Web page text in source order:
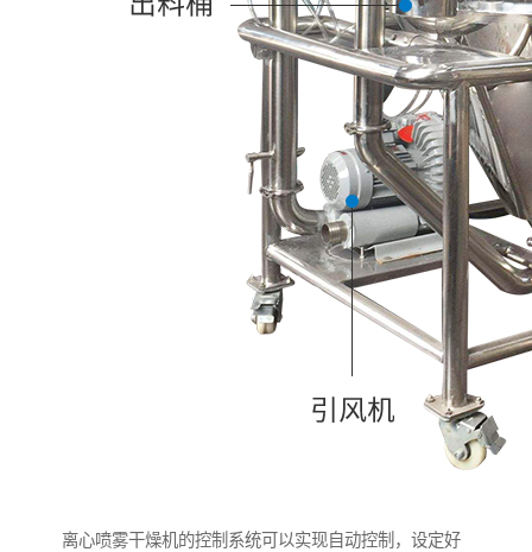
离心喷雾干燥机的控制系统可以实现自动控制，设定好